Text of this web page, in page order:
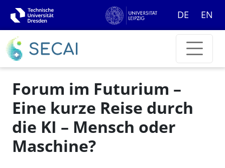
DE EN
Forum im Futurium –
Eine kurze Reise durch
die KI – Mensch oder
Maschine?